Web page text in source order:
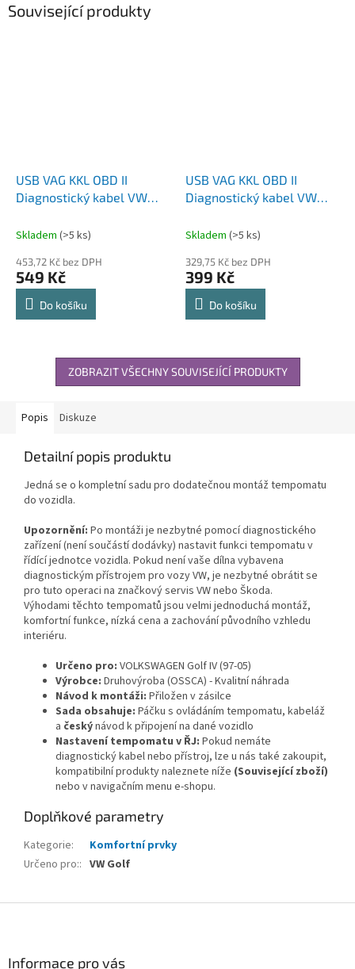
Související produkty
USB VAG KKL OBD II
Diagnostický kabel VW
Skladem (>5 ks)
453,72 Kč bez DPH
549 Kč
Do košíku
USB VAG KKL OBD II
Diagnostický kabel VW
Skladem (>5 ks)
329,75 Kč bez DPH
399 Kč
Do košíku
ZOBRAZIT VŠECHNY SOUVISEJÍCÍ PRODUKTY
Popis Diskuze
Detailní popis produktu
Jedná se o kompletní sadu pro dodatečnou montáž tempomatu
do vozidla.
Upozornění: Po montáži je nezbytné pomocí diagnostického
zařízení (není součástí dodávky) nastavit funkci tempomatu v
řídící jednotce vozidla. Pokud není vaše dílna vybavena
diagnostickým přístrojem pro vozy VW, je nezbytné obrátit se
pro tuto operaci na značkový servis VW nebo Škoda.
Výhodami těchto tempomatů jsou velmi jednoduchá montáž,
komfortní funkce, nízká cena a zachování původního vzhledu
interiéru.
Určeno pro: VOLKSWAGEN Golf IV (97-05)
Výrobce: Druhovýroba (OSSCA) - Kvalitní náhrada
Návod k montáži: Přiložen v zásilce
Sada obsahuje: Páčku s ovládáním tempomatu, kabeláž
a českýnávod k připojení na dané vozidlo
Nastavení tempomatu v ŘJ: Pokud nemáte
diagnostický kabel nebo přístroj, lze u nás také zakoupit,
kompatibilní produkty naleznete níže (Související zboží)
nebo v navigačním menu e-shopu.
Doplňkové parametry
Kategorie:
Komfortní prvky
Určeno pro:: VW Golf
Informace pro vás